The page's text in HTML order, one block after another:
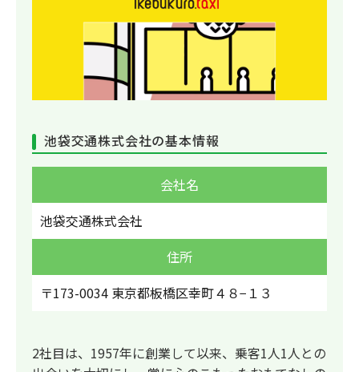
池袋交通株式会社の基本情報
会社名
池袋交通株式会社
住所
〒173-0034 東京都板橋区幸町４８−１３
2社目は、1957年に創業して以来、乗客1人1人との